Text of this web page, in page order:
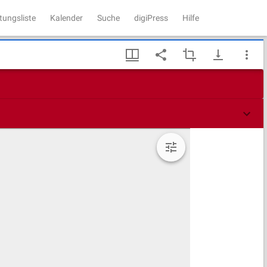
Kalender Suche digiPress Hilfe